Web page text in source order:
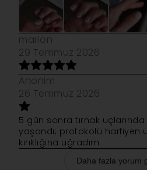
marion
29 Temmuz 2026
Anonim
26 Temmuz 2026
5 gün sonra tırnak
yaşandı; protokolü harfiyen
kırıklığına uğradım
Daha fazla yorum